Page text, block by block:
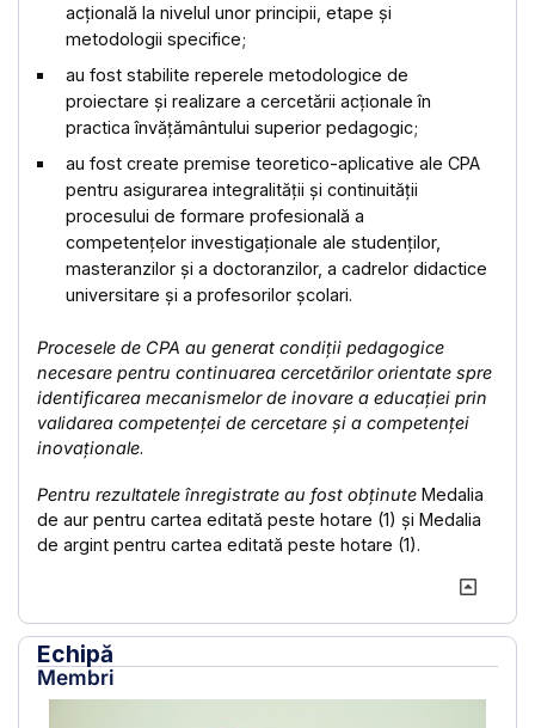
acțională la nivelul unor principii, etape și
metodologii specifice;
au fost stabilite reperele metodologice de
proiectare și realizare a cercetării acționale în
practica învățământului superior pedagogic;
au fost create premise teoretico-aplicative ale CPA
pentru asigurarea integralității și continuității
procesului de formare profesională a
competențelor investigaționale ale studenților,
masteranzilor și a doctoranzilor, a cadrelor didactice
universitare și a profesorilor școlari.
Procesele de CPA au generat condiții pedagogice
necesare pentru continuarea cercetărilor orientate spre
identificarea mecanismelor de inovare a educației prin
validarea competenței de cercetare și a competenței
inovaționale.
Pentru rezultatele înregistrate au fost obținute Medalia
de aur pentru cartea editată peste hotare (1) și Medalia
de argint pentru cartea editată peste hotare (1).
Echipă
Membri